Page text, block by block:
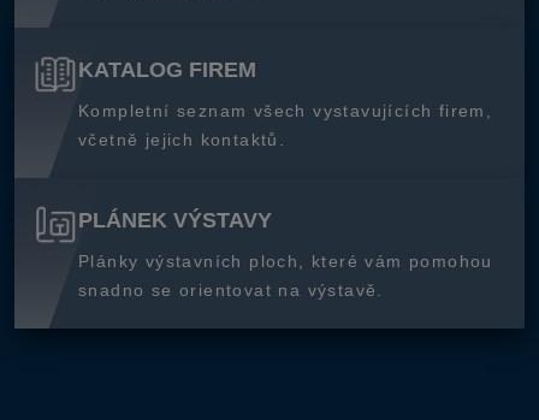
KATALOG FIREM
Kompletní seznam všech vystavujících firem,
včetně jejich kontaktů.
PLÁNEK VÝSTAVY
Plánky výstavních ploch, které vám pomohou
snadno se orientovat na výstavě.